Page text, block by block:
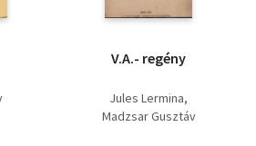
V.A.- regény
Jules Lermina
Madzsar Gusztáv